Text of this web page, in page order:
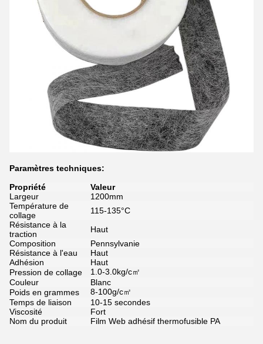
Paramètres techniques:
Propriété
Valeur
Largeur
1200mm
Température de
collage
115-135°C
Résistance à la
traction
Haut
Composition
Pennsylvanie
Résistance à l'eau
Haut
Adhésion
Haut
Pression de collage
1.0-3.0kg/c㎡
Couleur
Blanc
Poids en grammes
8-100g/c㎡
Temps de liaison
10-15 secondes
Viscosité
Fort
Nom du produit
Film Web adhésif thermofusible PA